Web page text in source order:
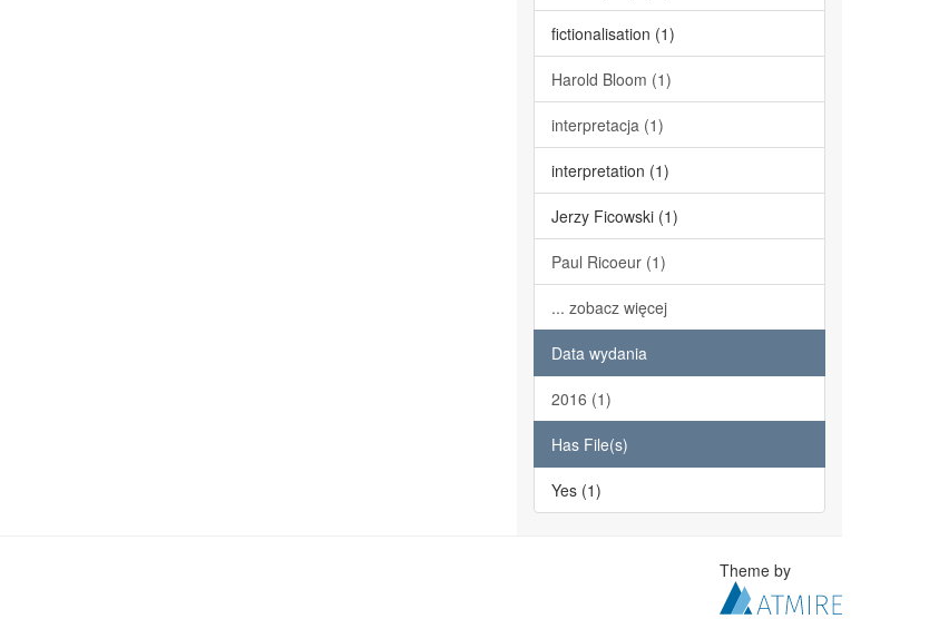
fictionalisation (1)
Harold Bloom (1)
interpretacja (1)
interpretation (1)
Jerzy Ficowski (1)
Paul Ricoeur (1)
... zobacz więcej
Data wydania
2016 (1)
Has File(s)
Yes (1)
Theme by